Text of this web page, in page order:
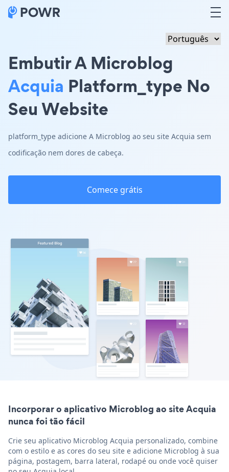
Embutir A Microblog
Acquia Platform_type No
Seu Website
platform_type adicione A Microblog ao seu site Acquia sem
codificação nem dores de cabeça.
Comece grátis
Incorporar o aplicativo Microblog ao site Acquia
nunca foi tão fácil
Crie seu aplicativo Microblog Acquia personalizado, combine
com o estilo e as cores do seu site e adicione Microblog à sua
página, postagem, barra lateral, rodapé ou onde você quiser